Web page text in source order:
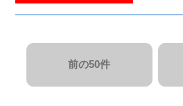
前の50件